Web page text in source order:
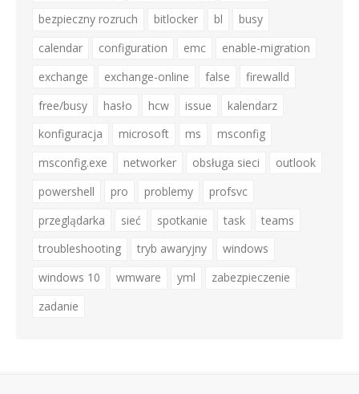
bezpieczny rozruch
bitlocker bl
busy
calendar
configuration emc
enable-migration
exchange
exchange-online false
firewalld
free/busy
hasło hcw issue
kalendarz
konfiguracja
microsoft ms
msconfig
msconfig.exe
networker obsługa sieci
outlook
powershell
pro problemy
profsvc
przeglądarka
sieć spotkanie task
teams
troubleshooting
tryb awaryjny
windows
windows 10
wmware yml
zabezpieczenie
zadanie